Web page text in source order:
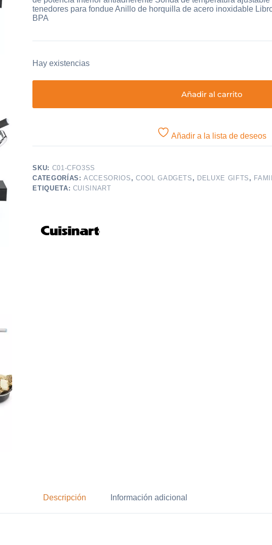
tenedores para fondue Anillo de horquilla de acero inoxidable
BPA
Hay existencias
Añadir al carrito
Añadir a la lista de deseos
SKU: C01-CFO3SS
CATEGORÍAS:ACCESORIOS , COOL GADGETS , DELUXE GIFTS ,
ETIQUETA: CUISINART
Descripción Información adicional